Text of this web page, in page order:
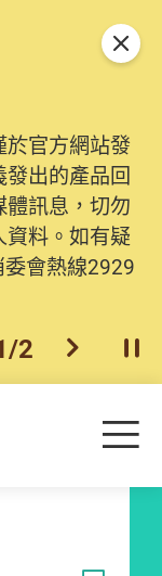
於官方網站發
出的產品回
訊息，切勿
料。如有疑
會熱線2929
個
/2 下一個開
關閉
目